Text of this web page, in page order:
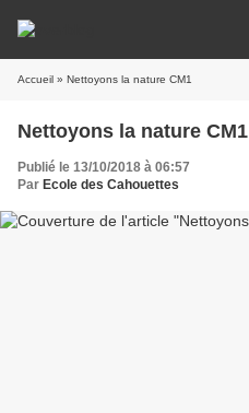
Accueil » Nettoyons la nature CM1
Nettoyons la nature CM1
Publié le 13/10/2018 à 06:57
Par Ecole des Cahouettes